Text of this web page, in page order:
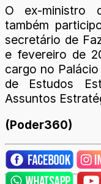
O ex-ministro
também
secretário de
e fevereiro de
cargo no
de Estudos
Assuntos
(Poder360)